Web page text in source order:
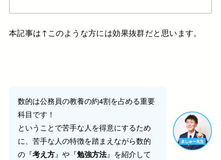
本記事は↑このような方には効果抜群だと思います。
数的は公務員の教養の約4割を占める重要
科目です！
ということで苦手な人を得意にするため
に、苦手な人の特徴を踏まえながら数的
の『考え方』や『勉強方法』を紹介して